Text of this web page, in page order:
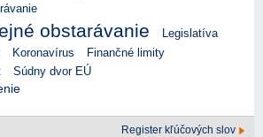
obstarávanie
Legislatíva
Koronavírus Finančné limity
Súdny dvor EÚ
Register kľúčových slov